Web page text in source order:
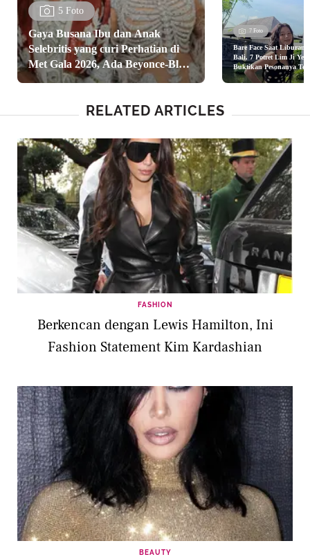
5 Foto
Gaya Busana Ibu dan Anak
Selebritis yang curi Perhatian di
Met Gala 2026, Ada Beyonce-Blue
Ivy hingga Kim Kardashian-Kris
7 Foto
Bare Face Saat Liburan
Bali, 7 Potret Lim Ji
Buktikan Pesonanya
Memikat Tanpa Makeup
RELATED ARTICLES
FASHION
Berkencan dengan Lewis Hamilton, Ini
Fashion Statement Kim Kardashian
BEAUTY